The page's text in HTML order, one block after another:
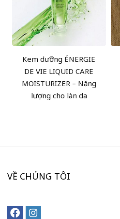
Kem dưỡng ÉNERGIE
DE VIE LIQUID CARE
MOISTURIZER – Năng
lượng cho làn da
VỀ CHÚNG TÔI